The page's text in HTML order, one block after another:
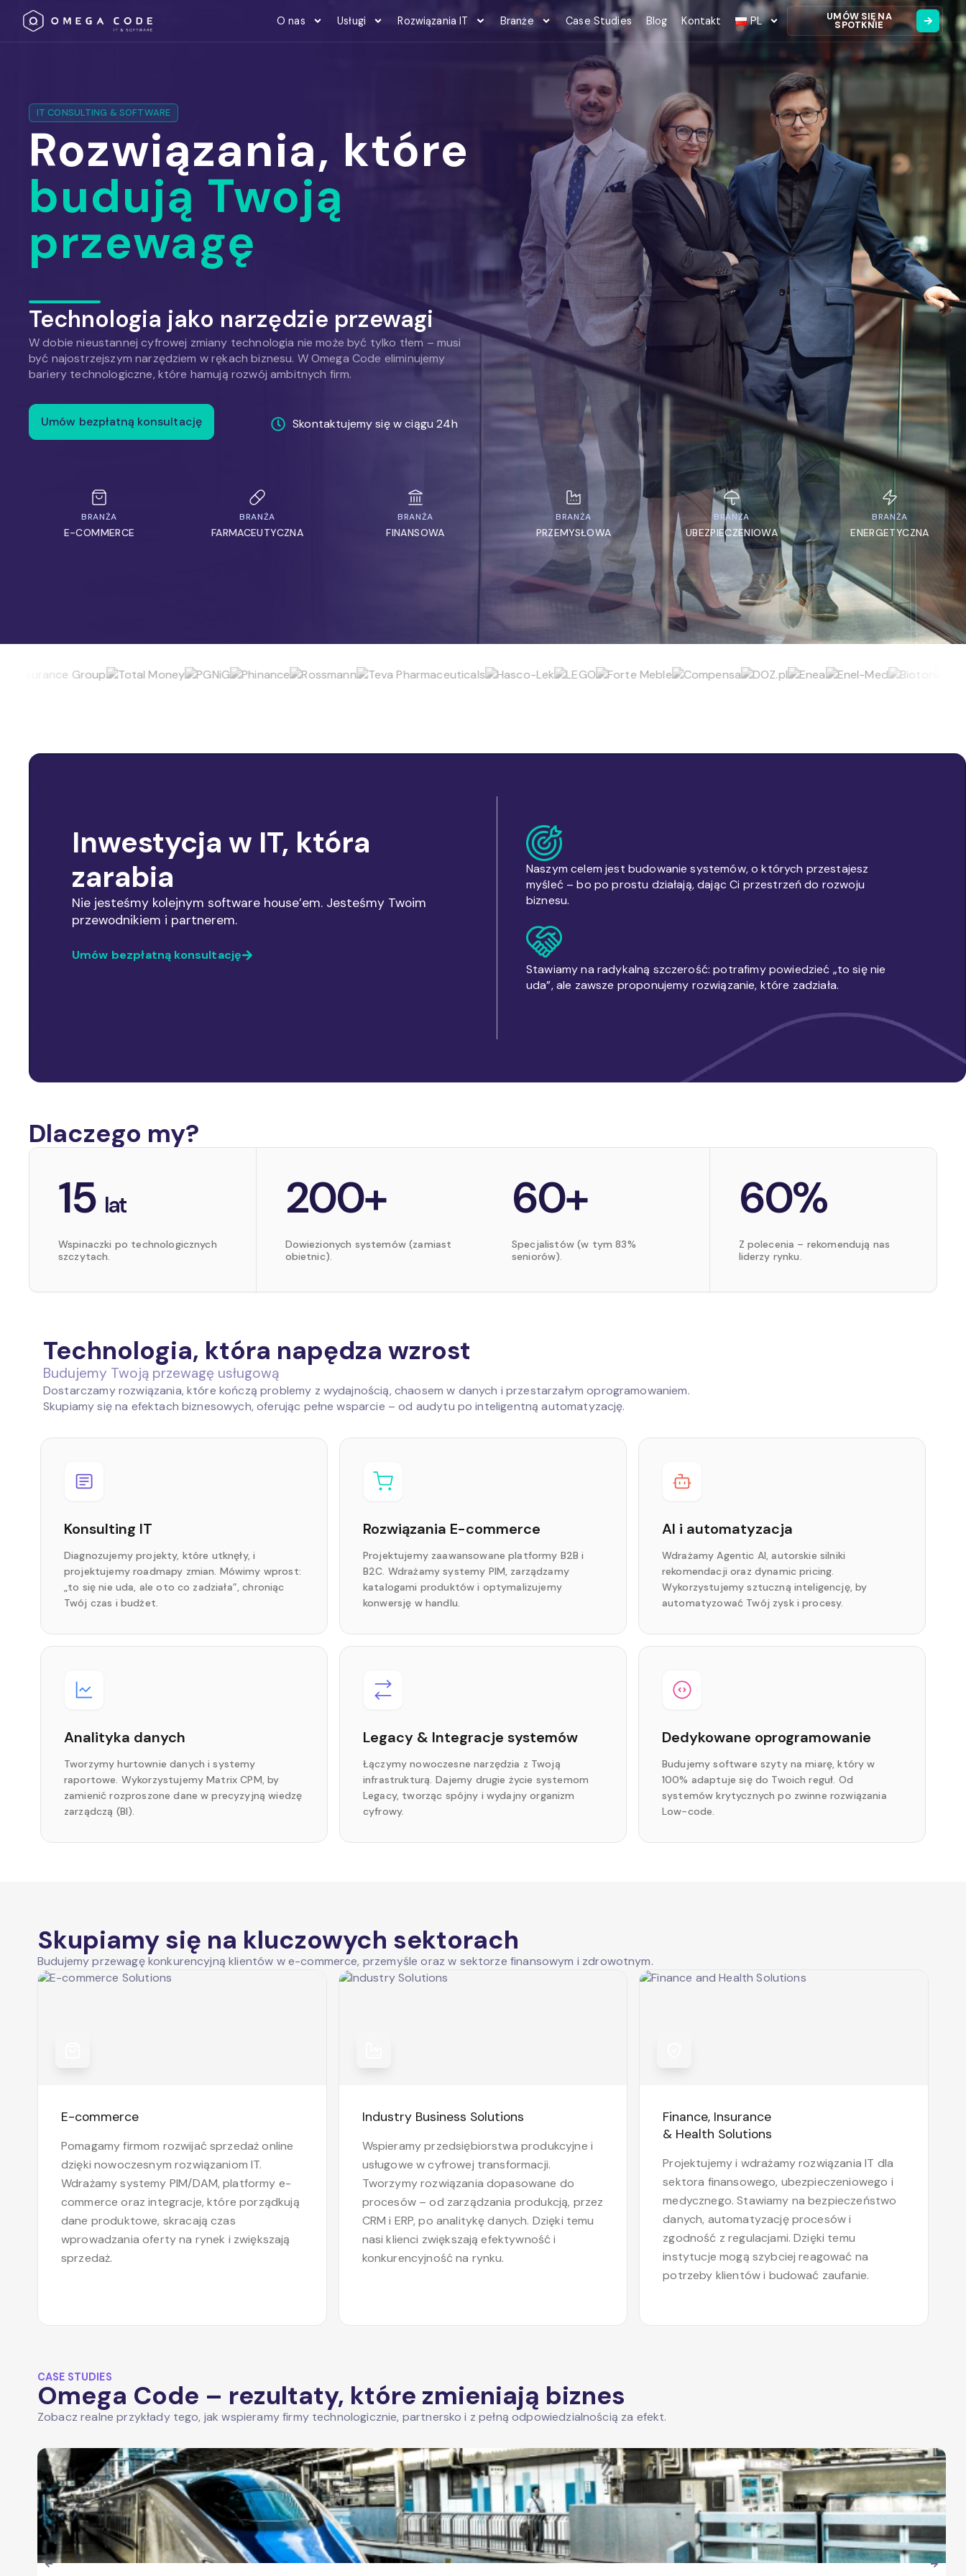
O nas Usługi Rozwiązania IT Branże Case Studies Blog Kontakt PL UMÓW SIĘ NA
SPOTKNIE
IT CONSULTING & SOFTWARE
Rozwiązania, które
budują Twoją
przewagę
Technologia jako narzędzie przewagi
W dobie nieustannej cyfrowej zmiany technologia nie może być tylko tłem – musi
być najostrzejszym narzędziem w rękach biznesu. W Omega Code eliminujemy
bariery technologiczne, które hamują rozwój ambitnych firm.
Umów bezpłatną konsultację Skontaktujemy się w ciągu 24h
BRANŻA
E-COMMERCE
BRANŻA
FARMACEUTYCZNA
BRANŻA
FINANSOWA
BRANŻA
PRZEMYSŁOWA
BRANŻA
UBEZPIECZENIOWA
BRANŻA
ENERGETYCZNA
Inwestycja w IT, która
zarabia
Nie jesteśmy kolejnym software house’em. Jesteśmy Twoim
przewodnikiem i partnerem.
Umów bezpłatną konsultację
Naszym celem jest budowanie systemów, o których przestajesz
myśleć – bo po prostu działają, dając Ci przestrzeń do rozwoju
biznesu.
Stawiamy na radykalną szczerość: potrafimy powiedzieć „to się nie
uda”, ale zawsze proponujemy rozwiązanie, które zadziała.
Dlaczego my?
15 lat
Wspinaczki po technologicznych
szczytach.
200+
Dowiezionych systemów (zamiast
obietnic).
60+
Specjalistów (w tym 83%
seniorów).
60%
Z polecenia – rekomendują nas
liderzy rynku.
Technologia, która napędza wzrost
Budujemy Twoją przewagę usługową
Dostarczamy rozwiązania, które kończą problemy z wydajnością, chaosem w danych i przestarzałym oprogramowaniem.
Skupiamy się na efektach biznesowych, oferując pełne wsparcie – od audytu po inteligentną automatyzację.
Konsulting IT
Diagnozujemy projekty, które utknęły, i
projektujemy roadmapy zmian. Mówimy wprost:
„to się nie uda, ale oto co zadziała”, chroniąc
Twój czas i budżet.
Rozwiązania E-commerce
Projektujemy zaawansowane platformy B2B i
B2C. Wdrażamy systemy PIM, zarządzamy
katalogami produktów i optymalizujemy
konwersję w handlu.
AI i automatyzacja
Wdrażamy Agentic AI, autorskie silniki
rekomendacji oraz dynamic pricing.
Wykorzystujemy sztuczną inteligencję, by
automatyzować Twój zysk i procesy.
Analityka danych
Tworzymy hurtownie danych i systemy
raportowe. Wykorzystujemy Matrix CPM, by
zamienić rozproszone dane w precyzyjną wiedzę
zarządczą (BI).
Legacy & Integracje systemów
Łączymy nowoczesne narzędzia z Twoją
infrastrukturą. Dajemy drugie życie systemom
Legacy, tworząc spójny i wydajny organizm
cyfrowy.
Dedykowane oprogramowanie
Budujemy software szyty na miarę, który w
100% adaptuje się do Twoich reguł. Od
systemów krytycznych po zwinne rozwiązania
Low-code.
Skupiamy się na kluczowych sektorach
Budujemy przewagę konkurencyjną klientów w e-commerce, przemyśle oraz w sektorze finansowym i zdrowotnym.
E-commerce
Pomagamy firmom rozwijać sprzedaż online
dzięki nowoczesnym rozwiązaniom IT.
Wdrażamy systemy PIM/DAM, platformy e-
commerce oraz integracje, które porządkują
dane produktowe, skracają czas
wprowadzania oferty na rynek i zwiększają
sprzedaż.
Industry Business Solutions
Wspieramy przedsiębiorstwa produkcyjne i
usługowe w cyfrowej transformacji.
Tworzymy rozwiązania dopasowane do
procesów – od zarządzania produkcją, przez
CRM i ERP, po analitykę danych. Dzięki temu
nasi klienci zwiększają efektywność i
konkurencyjność na rynku.
Finance, Insurance
& Health Solutions
Projektujemy i wdrażamy rozwiązania IT dla
sektora finansowego, ubezpieczeniowego i
medycznego. Stawiamy na bezpieczeństwo
danych, automatyzację procesów i
zgodność z regulacjami. Dzięki temu
instytucje mogą szybciej reagować na
potrzeby klientów i budować zaufanie.
CASE STUDIES
Omega Code – rezultaty, które zmieniają biznes
Zobacz realne przykłady tego, jak wspieramy firmy technologicznie, partnersko i z pełną odpowiedzialnością za efekt.